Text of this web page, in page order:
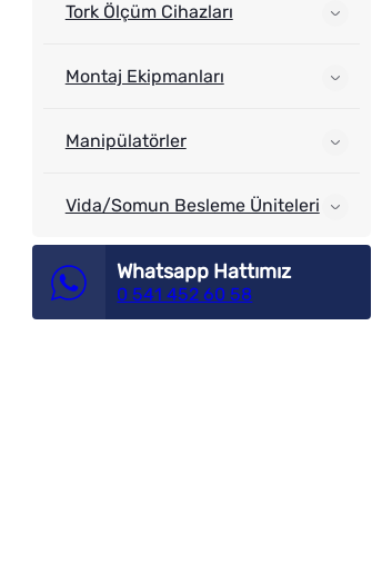
Tork Ölçüm Cihazları
Montaj Ekipmanları
Manipülatörler
Vida/Somun Besleme Üniteleri
Whatsapp Hattımız
0 541 452 60 58